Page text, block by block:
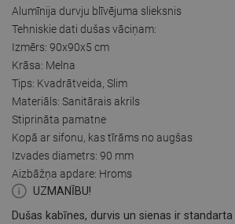
Alumīnija durvju blīvējuma slieksnis
Tehniskie dati dušas vāciņam:
Izmērs: 90x90x5 cm
Krāsa: Melna
Tips: Kvadrātveida, Slim
Materiāls: Sanitārais akrils
Stiprināta pamatne
Kopā ar sifonu, kas tīrāms no augšas
Izvades diametrs: 90 mm
Aizbāžņa apdare: Hroms
UZMANĪBU!
Dušas kabīnes, durvis un sienas ir